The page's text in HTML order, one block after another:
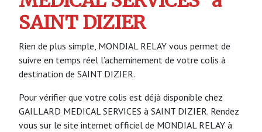
SAINT DIZIER
Rien de plus simple, MONDIAL RELAY vous permet de
suivre en temps réel l’acheminement de votre colis à
destination de SAINT DIZIER.
Pour vérifier que votre colis est déjà disponible chez
GAILLARD MEDICAL SERVICES à SAINT DIZIER. Rendez
vous sur le site internet officiel de MONDIAL RELAY à